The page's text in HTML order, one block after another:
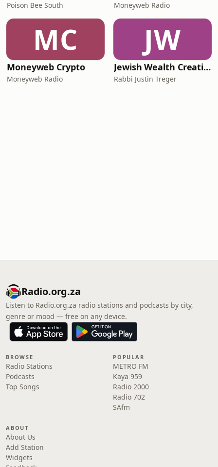
Poison Bee South Moneyweb Radio
MC
Moneyweb Crypto
Moneyweb Radio
JW
Jewish Wealth Creation
Rabbi Justin Treger
Radio.org.za
Listen to Radio.org.za radio stations and podcasts by city,
genre or mood — free on any device.
BROWSE
Radio Stations
Podcasts
Top Songs
POPULAR
METRO FM
Kaya 959
Radio 2000
Radio 702
SAfm
ABOUT
About Us
Add Station
Widgets